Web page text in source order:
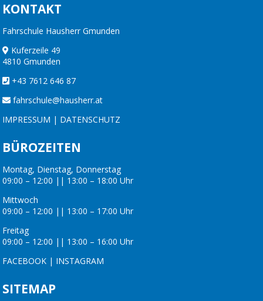
KONTAKT
Fahrschule Hausherr Gmunden
Kuferzeile 49
4810 Gmunden
+43 7612 646 87
fahrschule@hausherr.at
IMPRESSUM | DATENSCHUTZ
BÜROZEITEN
Montag, Dienstag, Donnerstag
09:00 – 12:00 || 13:00 – 18:00 Uhr
Mittwoch
09:00 – 12:00 || 13:00 – 17:00 Uhr
Freitag
09:00 – 12:00 || 13:00 – 16:00 Uhr
FACEBOOK | INSTAGRAM
SITEMAP